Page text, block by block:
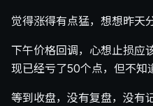
觉得涨得有点猛，想想昨天
下午价格回调，心想止损应
现已经亏了50个点，但不知
等到收盘，没有复盘，没有